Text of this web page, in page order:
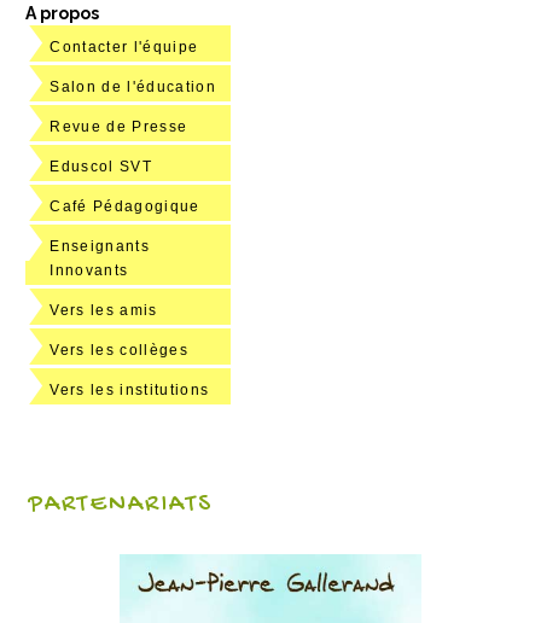
A propos
Contacter l'équipe
Salon de l'éducation
Revue de Presse
Eduscol SVT
Café Pédagogique
Enseignants
Innovants
Vers les amis
Vers les collèges
Vers les institutions
PARTENARIATS